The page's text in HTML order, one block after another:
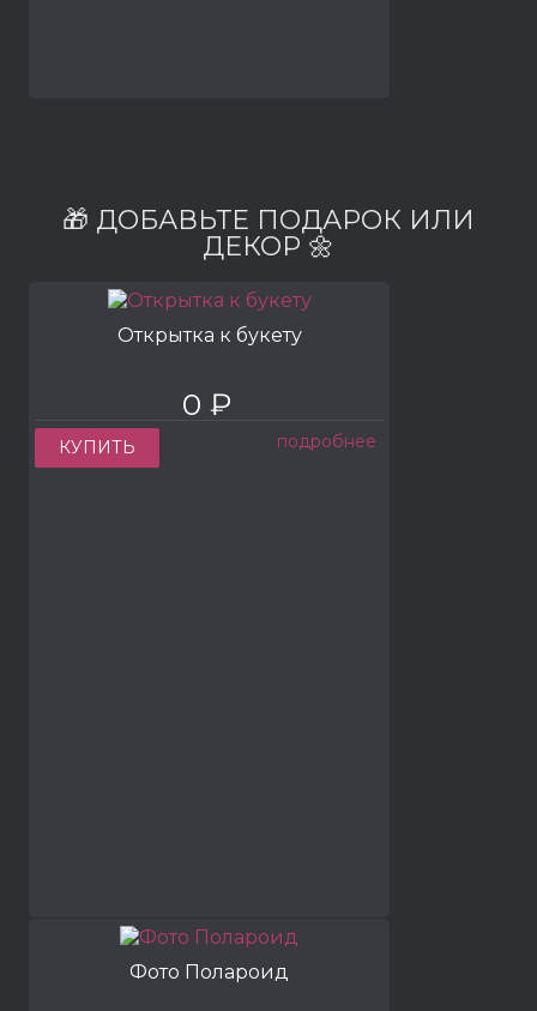
🎁 ДОБАВЬТЕ ПОДАРОК ИЛИ
ДЕКОР 🌼
Открытка к букету
0 ₽
КУПИТЬ подробнее
Фото Полароид